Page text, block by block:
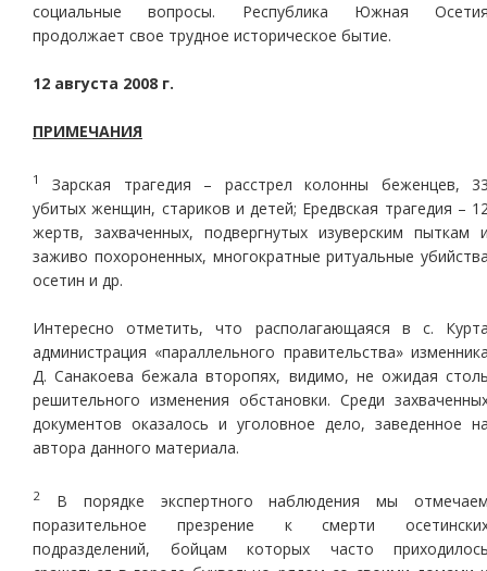
социальные вопросы. Республика Южная
продолжает свое трудное историческое бытие.
12 августа 2008 г.
ПРИМЕЧАНИЯ
1
Зарская трагедия – расстрел колонны беженцев,
убитых женщин, стариков и детей; Ередвская трагедия –
жертв, захваченных, подвергнутых изуверским пыткам
заживо похороненных, многократные ритуальные
осетин и др.
Интересно отметить, что располагающаяся в с.
администрация «параллельного правительства»
Д. Санакоева бежала второпях, видимо, не ожидая
решительного изменения обстановки. Среди
документов оказалось и уголовное дело, заведенное
автора данного материала.
2
В порядке экспертного наблюдения мы
поразительное презрение к смерти
подразделений, бойцам которых часто